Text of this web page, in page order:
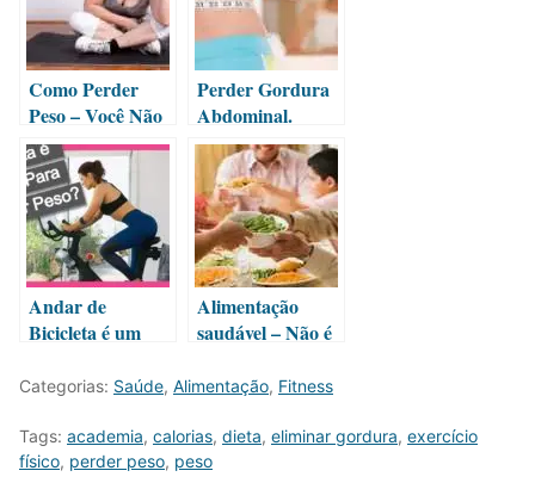
Como Perder
Peso – Você Não
Emagrece com
Exercícios
Aeróbios! Saiba o
Porque?
Perder Gordura
Abdominal.
Quais São as
Dificuldades?
Andar de
Bicicleta é um
para Perder
Alimentação
saudável – Não é
como você come!
Categorias: Saúde, Alimentação, Fitness
Tags: academia, calorias, dieta, eliminar gordura, exercício
físico, perder peso, peso